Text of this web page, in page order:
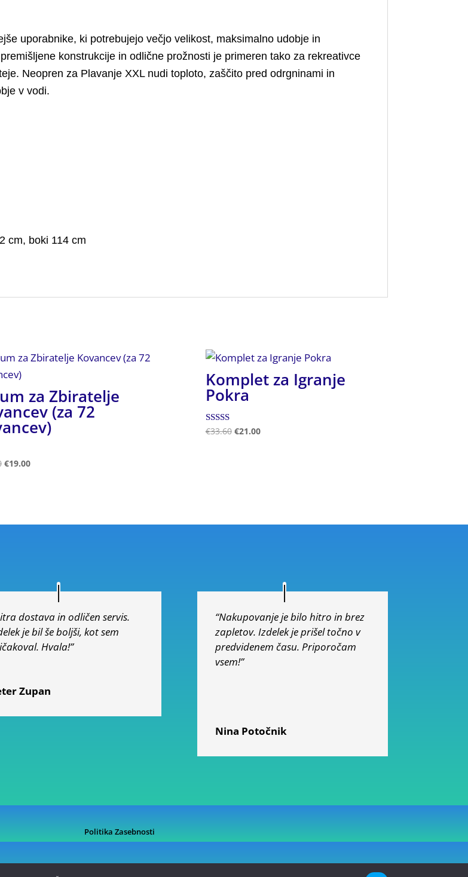
uporabnike, ki potrebujejo večjo velikost, maksimalno udobje in
konstrukcije in odlične prožnosti je primeren tako za rekreativce
Neopren za Plavanje XXL nudi toploto, zaščito pred odrgninami in
v vodi.
cm, boki 114 cm
za Zbiratelje
(za 72
€19.00
Komplet za Igranje
Pokra
Ocenjeno
€33.60 €21.00
dostava in odličen servis.
je bil še boljši, kot sem
Hvala!”
Zupan
“Nakupovanje je bilo hitro in brez
zapletov. Izdelek je prišel točno v
predvidenem času. Priporočam
vsem!”
Nina Potočnik
Politika Zasebnosti